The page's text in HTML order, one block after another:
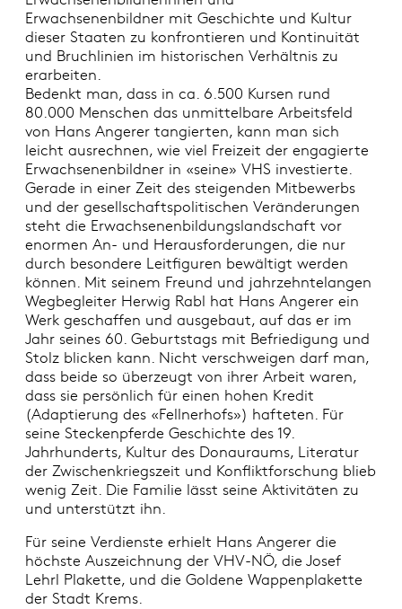
Erwachsenenbildner mit Geschichte und Kultur
dieser Staaten zu konfrontieren und Kontinuität
und Bruchlinien im historischen Verhältnis zu
erarbeiten.
Bedenkt man, dass in ca. 6.500 Kursen rund
80.000 Menschen das unmittelbare Arbeitsfeld
von Hans Angerer tangierten, kann man sich
leicht ausrechnen, wie viel Freizeit der engagierte
Erwachsenenbildner in «seine» VHS investierte.
Gerade in einer Zeit des steigenden Mitbewerbs
und der gesellschaftspolitischen Veränderungen
steht die Erwachsenenbildungslandschaft vor
enormen An- und Herausforderungen, die nur
durch besondere Leitfiguren bewältigt werden
können. Mit seinem Freund und jahrzehntelangen
Wegbegleiter Herwig Rabl hat Hans Angerer ein
Werk geschaffen und ausgebaut, auf das er im
Jahr seines 60. Geburtstags mit Befriedigung und
Stolz blicken kann. Nicht verschweigen darf man,
dass beide so überzeugt von ihrer Arbeit waren,
dass sie persönlich für einen hohen Kredit
(Adaptierung des «Fellnerhofs») hafteten. Für
seine Steckenpferde Geschichte des 19.
Jahrhunderts, Kultur des Donauraums, Literatur
der Zwischenkriegszeit und Konfliktforschung blieb
wenig Zeit. Die Familie lässt seine Aktivitäten zu
und unterstützt ihn.
Für seine Verdienste erhielt Hans Angerer die
höchste Auszeichnung der VHV-NÖ, die Josef
Lehrl Plakette, und die Goldene Wappenplakette
der Stadt Krems.